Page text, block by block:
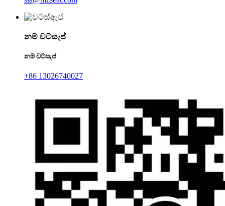
නම් වට්සැප්
නම් වට්සැප්
+86 13026740027